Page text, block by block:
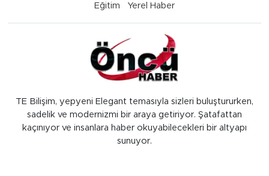
Eğitim
Yerel Haber
TE Bilişim, yepyeni Elegant temasıyla sizleri buluştururken,
sadelik ve modernizmi bir araya getiriyor. Şatafattan
kaçınıyor ve insanlara haber okuyabilecekleri bir altyapı
sunuyor.